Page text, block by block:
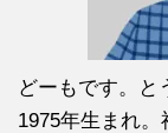
どーもです。と
1975年生まれ。